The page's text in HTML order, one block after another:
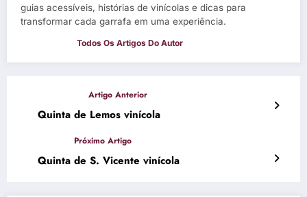
guias acessíveis, histórias de vinícolas e dicas para
transformar cada garrafa em uma experiência.
Quinta de Lemos vinícola
Quinta de S. Vicente vinícola